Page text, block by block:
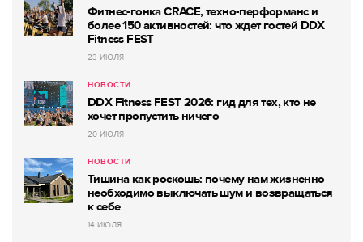
Фитнес-гонка CRACE, техно-перформанс и
более 150 активностей: что ждет гостей DDX
Fitness FEST
23 ИЮЛЯ
НОВОСТИ
DDX Fitness FEST 2026: гид для тех, кто не
хочет пропустить ничего
20 ИЮЛЯ
НОВОСТИ
Тишина как роскошь: почему нам жизненно
необходимо выключать шум и возвращаться
к себе
14 ИЮЛЯ